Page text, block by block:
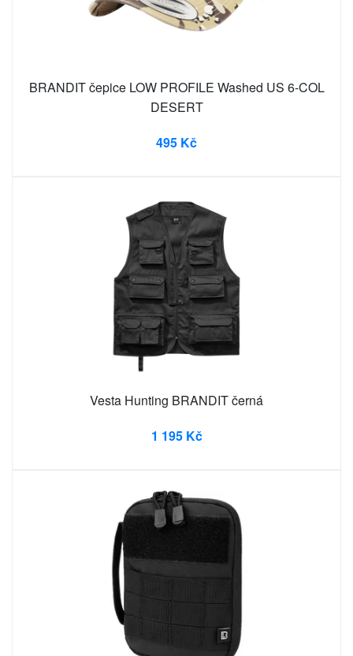
BRANDIT čepice LOW PROFILE Washed US 6-COL
DESERT
495 Kč
Vesta Hunting BRANDIT černá
1 195 Kč